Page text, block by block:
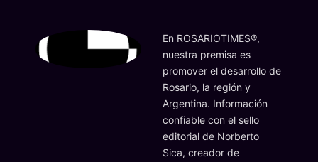
En ROSARIOTIMES®,
nuestra premisa es
promover el desarrollo de
Rosario, la región y
Argentina. Información
confiable con el sello
editorial de Norberto
Sica, creador de